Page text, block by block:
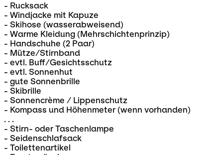
- Rucksack
- Windjacke mit Kapuze
- Skihose (wasserabweisend)
- Warme Kleidung (Mehrschichtenprinzip)
- Handschuhe (2 Paar)
- Mütze/Stirnband
- evtl. Buff/Gesichtsschutz
- evtl. Sonnenhut
- gute Sonnenbrille
- Skibrille
- Sonnencrème / Lippenschutz
- Kompass und Höhenmeter (wenn vorhanden)
. . .
- Stirn- oder Taschenlampe
- Seidenschlafsack
- Toilettenartikel